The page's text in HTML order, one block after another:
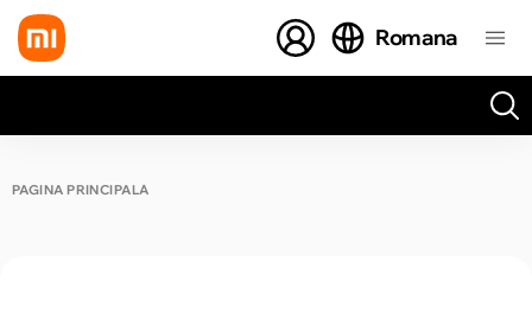
Romana
PAGINA PRINCIPALĂ